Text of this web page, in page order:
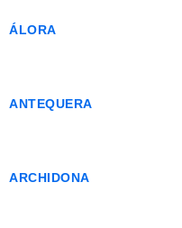
ÁLORA
ANTEQUERA
ARCHIDONA